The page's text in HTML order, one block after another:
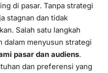
di pasar. Tanpa strategi
stagnan dan tidak
Salah satu langkah
dalam menyusun strategi
pasar dan audiens.
dan preferensi yang